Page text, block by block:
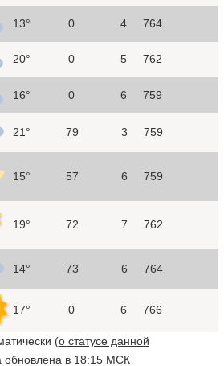
13° 0 4 764
20° 0 5 762
16° 0 6 759
21° 79 3 759
15° 57 6 759
19° 72 7 762
14° 73 6 764
17° 0 6 766
(о статусе данной
обновлена в 18:15 МСК